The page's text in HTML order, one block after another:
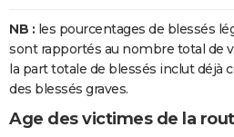
NB : les pourcentages de blessés
sont rapportés au nombre total de
la part totale de blessés inclut déjà
des blessés graves.
Age des victimes de la